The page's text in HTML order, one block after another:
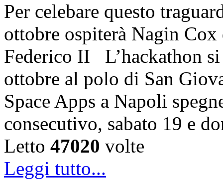
Per celebare questo
ottobre ospiterà Nagin
Federico II L’hackathon
ottobre al polo di San
Space Apps a Napoli
consecutivo, sabato 19 e
Letto 47020 volte
Leggi tutto...